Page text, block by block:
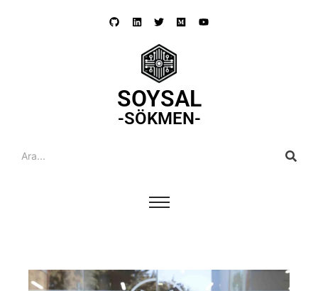
SOYSAL
-SÖKMEN-